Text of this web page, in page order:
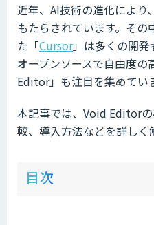
近年、AI技術の進化により
もたらされています。その
た「Cursor」は多くの開発
オープンソースで自由度
Editor」も注目を集めてい
本記事では、Void Editor
較、導入方法などを詳しく
目次